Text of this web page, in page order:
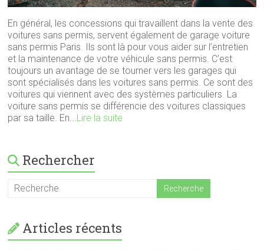
En général, les concessions qui travaillent dans la vente des
voitures sans permis, servent également de garage voiture
sans permis Paris. Ils sont là pour vous aider sur l’entretien
et la maintenance de votre véhicule sans permis. C’est
toujours un avantage de se tourner vers les garages qui
sont spécialisés dans les voitures sans permis. Ce sont des
voitures qui viennent avec des systèmes particuliers. La
voiture sans permis se différencie des voitures classiques
par sa taille. En... Lire la suite
Rechercher
Articles récents